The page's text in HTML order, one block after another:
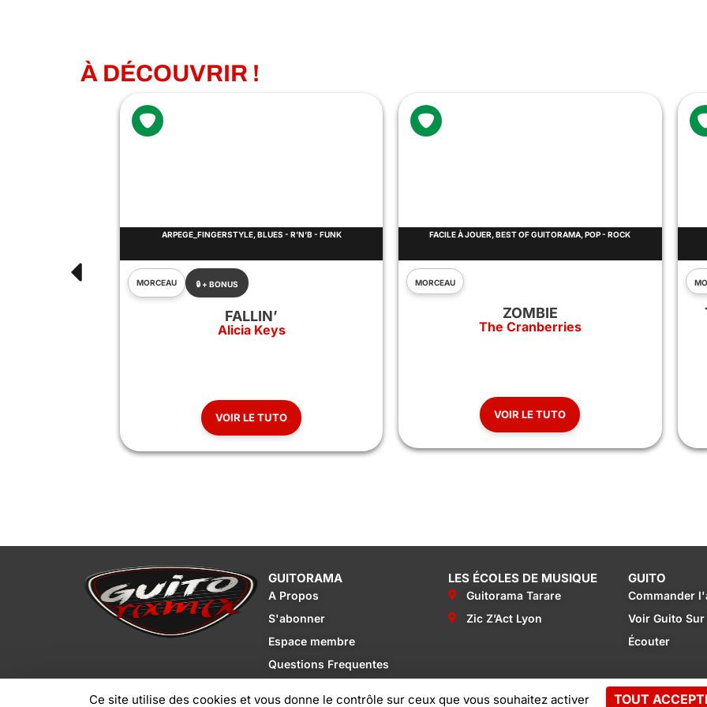
Ce site utilise des cookies et vous donne le contrôle sur ceux que vous souhaitez activer TOUT
À DÉCOUVRIR !
FACILE À JOUER, BEST OF GUITORAMA, POP - ROCK
MORCEAU
The Cranberries
VOIR LE TUTO
FACILE À JOUER, BEST OF GUITORAMA, POP - ROCK
TALKIN' BOUT A
Tracy Chapman
VOIR LE TUTO
GUITORAMA
A Propos
S'abonner
Espace membre
Questions Frequentes
LES ÉCOLES DE MUSIQUE
Guitorama Tarare
Zic Z’Act Lyon
GUITO
Commander
Voir Guito
Écouter